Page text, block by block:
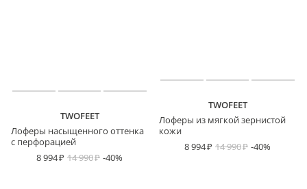
TWOFEET
Лоферы насыщенного оттенка
с перфорацией
8 994
14 990 -40%
TWOFEET
Лоферы из мягкой зернистой
кожи
8 994
14 990 -40%